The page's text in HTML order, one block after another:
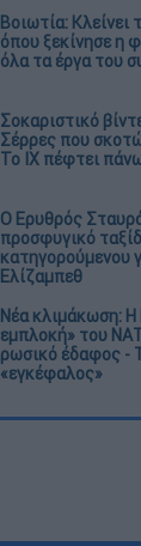
Βοιωτία: Κλείνει
όπου ξεκίνησε η
όλα τα έργα του
Σοκαριστικό
Σέρρες που
Το ΙΧ πέφτει
Ο Ερυθρός
προσφυγικό
κατηγορούμενου
Ελίζαμπεθ
Νέα κλιμάκωση: Η
εμπλοκή» του
ρωσικό έδαφος -
«εγκέφαλος»